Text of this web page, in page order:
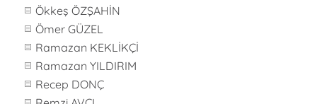
Ökkeş ÖZŞAHİN
Ömer GÜZEL
Ramazan KEKLİKÇİ
Ramazan YILDIRIM
Recep DONÇ